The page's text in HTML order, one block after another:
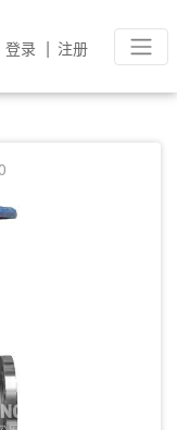
登录 | 注册